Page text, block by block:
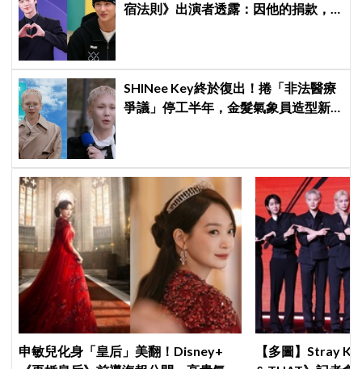
宿法則》出演者透露：因他的捐款，
SHINee Key終於復出！捲「非法醫療
爭議」停工半年，金髮氣象員造型新
申敏兒化身「皇后」美翻！Disney+
【多圖】Stray